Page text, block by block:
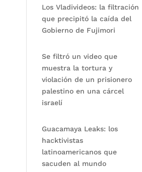
Los Vladivideos: la filtración
que precipitó la caída del
Gobierno de Fujimori
Se filtró un video que
muestra la tortura y
violación de un prisionero
palestino en una cárcel
israelí
Guacamaya Leaks: los
hacktivistas
latinoamericanos que
sacuden al mundo